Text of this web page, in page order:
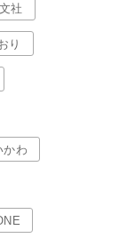
社
り
かわ